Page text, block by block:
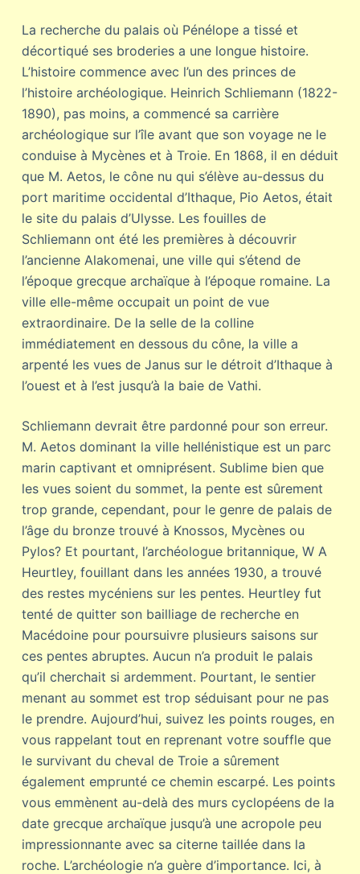
La recherche du palais où Pénélope a tissé et
décortiqué ses broderies a une longue histoire.
L’histoire commence avec l’un des princes de
l’histoire archéologique. Heinrich Schliemann (1822-
1890), pas moins, a commencé sa carrière
archéologique sur l’île avant que son voyage ne le
conduise à Mycènes et à Troie. En 1868, il en déduit
que M. Aetos, le cône nu qui s’élève au-dessus du
port maritime occidental d’Ithaque, Pio Aetos, était
le site du palais d’Ulysse. Les fouilles de
Schliemann ont été les premières à découvrir
l’ancienne Alakomenai, une ville qui s’étend de
l’époque grecque archaïque à l’époque romaine. La
ville elle-même occupait un point de vue
extraordinaire. De la selle de la colline
immédiatement en dessous du cône, la ville a
arpenté les vues de Janus sur le détroit d’Ithaque à
l’ouest et à l’est jusqu’à la baie de Vathi.
Schliemann devrait être pardonné pour son erreur.
M. Aetos dominant la ville hellénistique est un parc
marin captivant et omniprésent. Sublime bien que
les vues soient du sommet, la pente est sûrement
trop grande, cependant, pour le genre de palais de
l’âge du bronze trouvé à Knossos, Mycènes ou
Pylos? Et pourtant, l’archéologue britannique, W A
Heurtley, fouillant dans les années 1930, a trouvé
des restes mycéniens sur les pentes. Heurtley fut
tenté de quitter son bailliage de recherche en
Macédoine pour poursuivre plusieurs saisons sur
ces pentes abruptes. Aucun n’a produit le palais
qu’il cherchait si ardemment. Pourtant, le sentier
menant au sommet est trop séduisant pour ne pas
le prendre. Aujourd’hui, suivez les points rouges, en
vous rappelant tout en reprenant votre souffle que
le survivant du cheval de Troie a sûrement
également emprunté ce chemin escarpé. Les points
vous emmènent au-delà des murs cyclopéens de la
date grecque archaïque jusqu’à une acropole peu
impressionnante avec sa citerne taillée dans la
roche. L’archéologie n’a guère d’importance. Ici, à